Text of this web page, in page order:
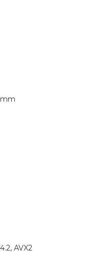
mm
AVX2